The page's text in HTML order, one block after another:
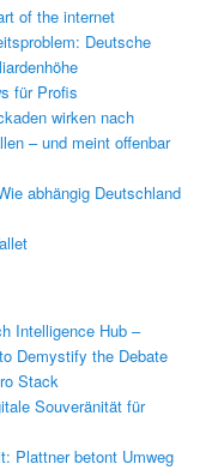
of the internet
Deutsche
für Profis
wirken nach
– und meint offenbar
abhängig Deutschland
Intelligence Hub –
Demystify the Debate
Stack
Souveränität für
Plattner betont Umweg